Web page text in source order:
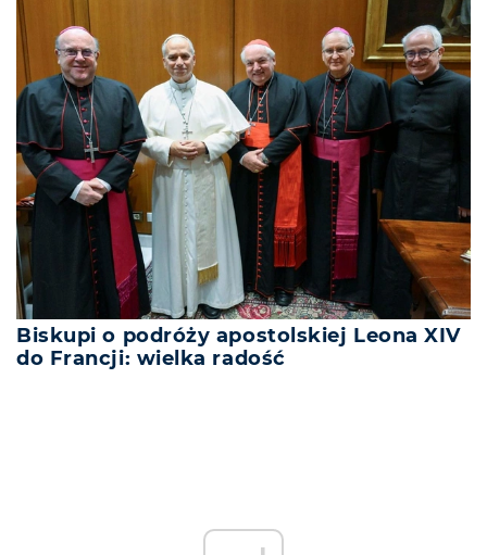
Biskupi o podróży apostolskiej Leona XIV
do Francji: wielka radość